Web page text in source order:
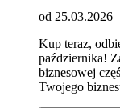
od 25.03.2026
Kup teraz,
października!
biznesowej
Twojego